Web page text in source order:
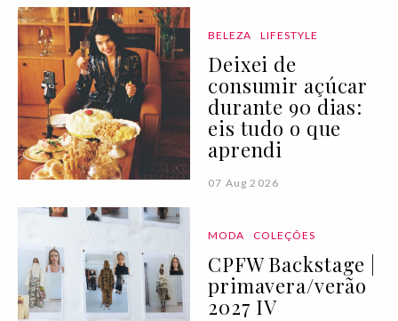
BELEZA LIFESTYLE
Deixei de
consumir açúcar
durante 90 dias:
eis tudo o que
aprendi
07 Aug 2026
MODA COLEÇÕES
CPFW Backstage |
primavera/verão
2027 IV